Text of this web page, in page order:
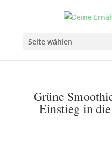
Seite wählen
Grüne
Einstieg in